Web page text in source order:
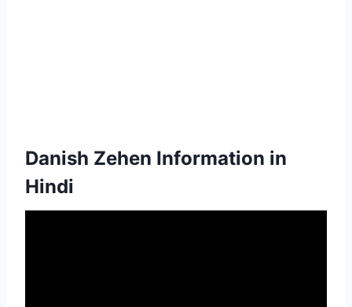
Danish Zehen Information in
Hindi